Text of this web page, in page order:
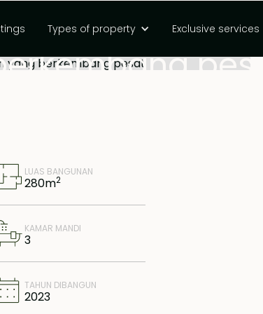
Types of property Exclusive services
di kawasan
LUAS BANGUNAN
280m2
KAMAR MANDI
3
TAHUN DIBANGUN
2023